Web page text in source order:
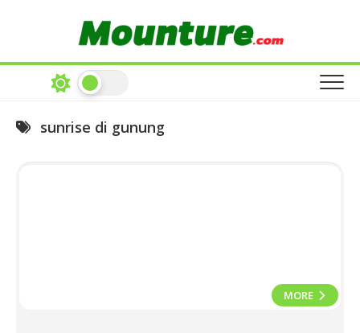
sunrise di gunung
MORE